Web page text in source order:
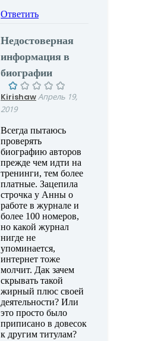
Ответить
Недостоверная
информация в
биографии
KirishawАпрель 19,
2019
Всегда пытаюсь
проверять
биографию авторов
прежде чем идти на
тренинги, тем более
платные. Зацепила
строчка у Анны о
работе в журнале и
более 100 номеров,
но какой журнал
нигде не
упоминается,
интернет тоже
молчит. Дак зачем
скрывать такой
жирный плюс своей
деятельности? Или
это просто было
приписано в довесок
к другим титулам?